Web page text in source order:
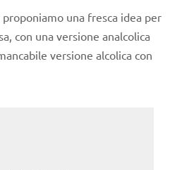
proponiamo una fresca idea per
con una versione analcolica
versione alcolica con